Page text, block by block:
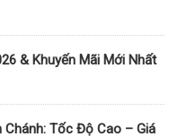
& Khuyến Mãi Mới Nhất
Chánh: Tốc Độ Cao – Giá